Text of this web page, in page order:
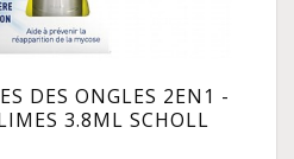
DES ONGLES 2EN1 -
3.8ML SCHOLL